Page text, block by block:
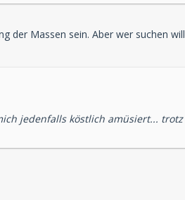
der Massen sein. Aber wer suchen
jedenfalls köstlich amüsiert...